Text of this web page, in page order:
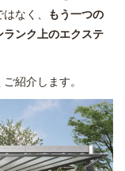
なく、 もう一つの
ランク上のエクステ
紹介します。